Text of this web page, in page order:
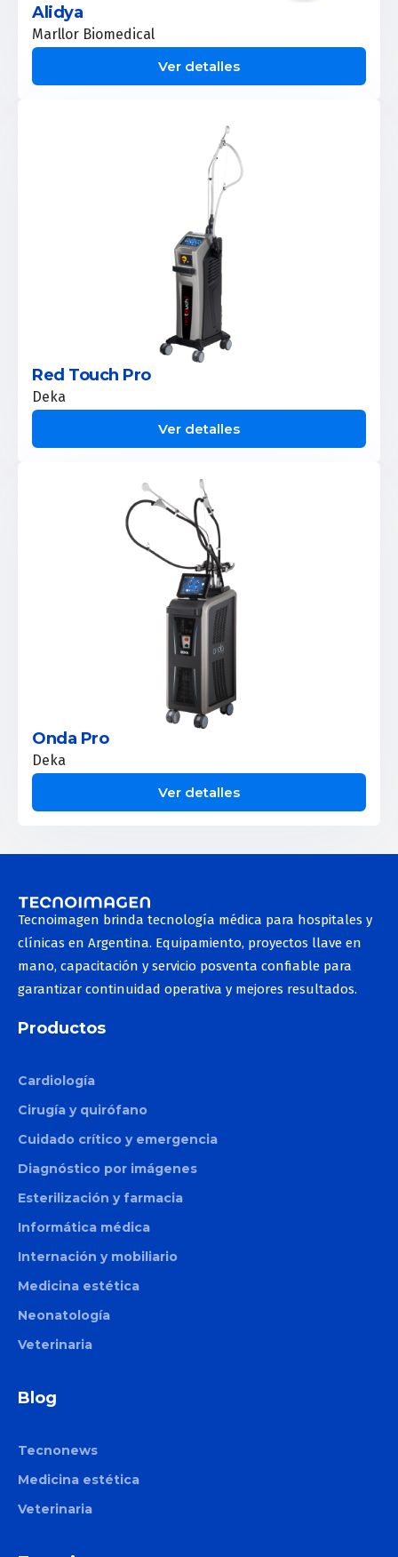
Alidya
Marllor Biomedical
Ver detalles
Red Touch Pro
Deka
Ver detalles
Onda Pro
Deka
Ver detalles
Tecnoimagen brinda tecnología médica para hospitales y
clínicas en Argentina. Equipamiento, proyectos llave en
mano, capacitación y servicio posventa confiable para
garantizar continuidad operativa y mejores resultados.
Productos
Cardiología
Cirugía y quirófano
Cuidado crítico y emergencia
Diagnóstico por imágenes
Esterilización y farmacia
Informática médica
Internación y mobiliario
Medicina estética
Neonatología
Veterinaria
Blog
Tecnonews
Medicina estética
Veterinaria